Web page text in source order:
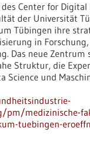
Center for
der Universität
Tübingen ihre
in
Das neue Zentrum
Struktur, die
Science und
pm/medizinische-
tuebingen-